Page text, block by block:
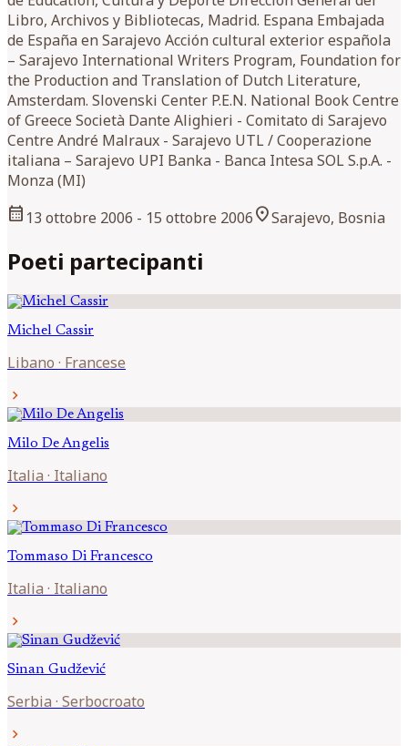
Libro, Archivos y Bibliotecas, Madrid. Espana Embajada
de España en Sarajevo Acción cultural exterior española
– Sarajevo International Writers Program, Foundation for
the Production and Translation of Dutch Literature,
Amsterdam. Slovenski Center P.E.N. National Book Centre
of Greece Società Dante Alighieri - Comitato di Sarajevo
Centre André Malraux - Sarajevo UTL / Cooperazione
italiana – Sarajevo UPI Banka - Banca Intesa SOL S.p.A. -
Monza (MI)
calendar_month 13 ottobre 2006 - 15 ottobre 2006location_onSarajevo, Bosnia
Poeti partecipanti
Michel Cassir
Libano · Francese
chevron_right
Milo De Angelis
Italia · Italiano
chevron_right
Tommaso Di Francesco
Italia · Italiano
chevron_right
Sinan Gudžević
Serbia · Serbocroato
chevron_right